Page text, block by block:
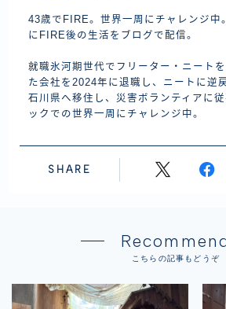
43歳でFIRE。世界一周にチャレンジ中
にFIRE後の生活をブログで配信。
就職氷河期世代でフリーター・ニート
た会社を2024年に退職し、ニートに逆
石川県へ移住し、災害ボランティアに
ックでの世界一周にチャレンジ中。
SHARE
こちらの記事もどうぞ